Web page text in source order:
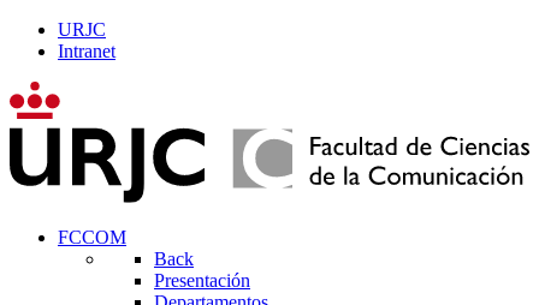
URJC
Intranet
FCCOM
Back
Presentación